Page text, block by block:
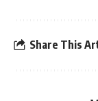
Share This